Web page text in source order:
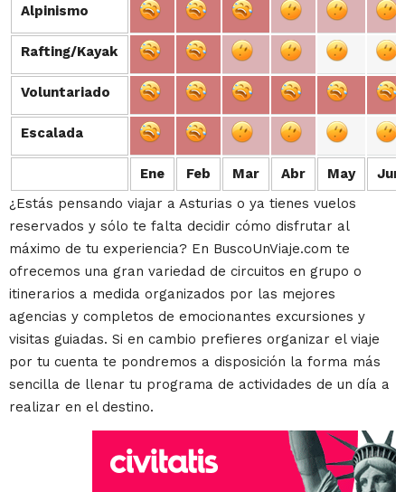
Alpinismo
Rafting/Kayak
Voluntariado
Escalada
Ene Feb Mar Abr May Jun
Alpinismo
Rafting/Kayak
Voluntariado
Escalada
¿Estás pensando viajar a Asturias o ya tienes vuelos
reservados y sólo te falta decidir cómo disfrutar al
máximo de tu experiencia? En BuscoUnViaje.com te
ofrecemos una gran variedad de circuitos en grupo o
itinerarios a medida organizados por las mejores
agencias y completos de emocionantes excursiones y
visitas guiadas. Si en cambio prefieres organizar el viaje
por tu cuenta te pondremos a disposición la forma más
sencilla de llenar tu programa de actividades de un día a
realizar en el destino.